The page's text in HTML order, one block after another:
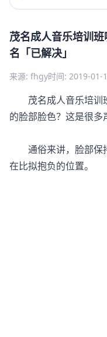
茂名成人音乐培训
名「已解决」
来源: fhgy时间: 2019-01-
茂名成人音乐培训
的脸部脸色？这是很多
通俗来讲，脸部保
在比拟抱负的位置。